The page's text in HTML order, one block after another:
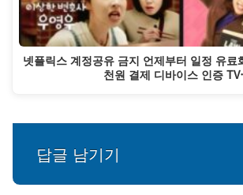
넷플릭스 계정공유 금지 언제부터 일정 유료
천원 결제 디바이스 인증
답글 남기기